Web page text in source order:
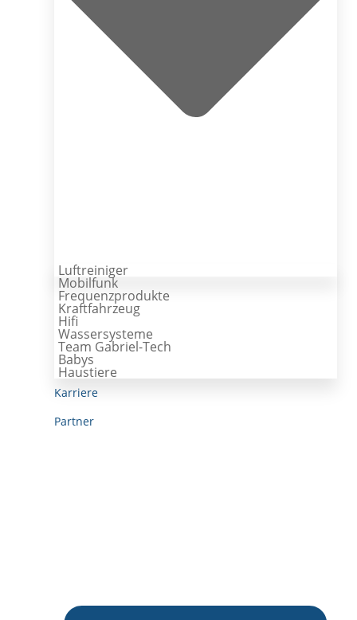
Luftreiniger
Mobilfunk
Frequenzprodukte
Kraftfahrzeug
Hifi
Wassersysteme
Team Gabriel-Tech
Babys
Haustiere
Karriere
Partner